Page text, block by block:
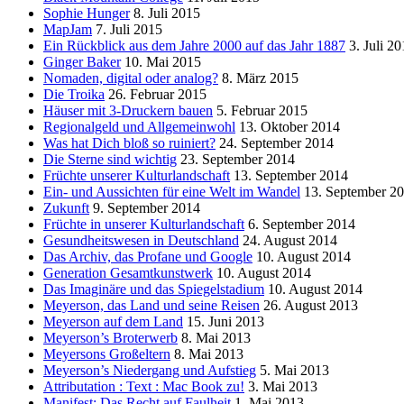
Sophie Hunger 8. Juli 2015
MapJam 7. Juli 2015
Ein Rückblick aus dem Jahre 2000 auf das Jahr 1887 3. Juli
Ginger Baker 10. Mai 2015
Nomaden, digital oder analog? 8. März 2015
Die Troika 26. Februar 2015
Häuser mit 3-Druckern bauen 5. Februar 2015
Regionalgeld und Allgemeinwohl 13. Oktober 2014
Was hat Dich bloß so ruiniert? 24. September 2014
Die Sterne sind wichtig 23. September 2014
Früchte unserer Kulturlandschaft 13. September 2014
Ein- und Aussichten für eine Welt im Wandel 13. September
Zukunft 9. September 2014
Früchte in unserer Kulturlandschaft 6. September 2014
Gesundheitswesen in Deutschland 24. August 2014
Das Archiv, das Profane und Google 10. August 2014
Generation Gesamtkunstwerk 10. August 2014
Das Imaginäre und das Spiegelstadium 10. August 2014
Meyerson, das Land und seine Reisen 26. August 2013
Meyerson auf dem Land 15. Juni 2013
Meyerson’s Broterwerb 8. Mai 2013
Meyersons Großeltern 8. Mai 2013
Meyerson’s Niedergang und Aufstieg 5. Mai 2013
Attributation : Text : Mac Book zu! 3. Mai 2013